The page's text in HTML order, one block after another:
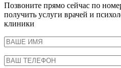
Позвоните прямо сейчас по
получить услуги врачей и
клиники